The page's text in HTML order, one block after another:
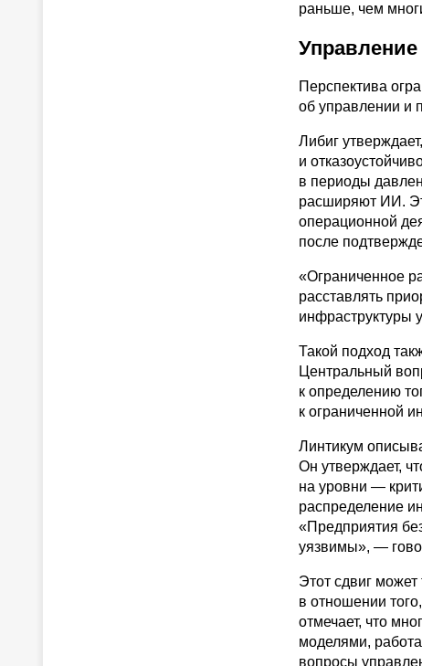
раньше, чем
Перспектива
об управлении и
Либиг
и
в периоды
расширяют ИИ.
операционной
после
«Ограниченное
расставлять
инфраструктуры
Такой подход
Центральный
к определению
к ограниченной
Линтикум
Он утверждает,
на уровни —
распределение
«Предприятия
уязвимы», —
Этот сдвиг может
в отношении
отмечает, что
моделями,
вопросы